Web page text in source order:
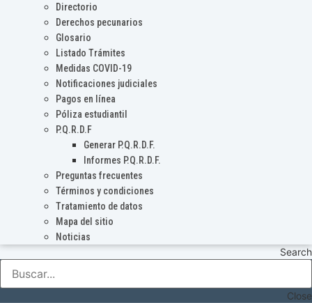
Directorio
Derechos pecunarios
Glosario
Listado Trámites
Medidas COVID-19
Notificaciones judiciales
Pagos en línea
Póliza estudiantil
P.Q.R.D.F
Generar P.Q.R.D.F.
Informes P.Q.R.D.F.
Preguntas frecuentes
Términos y condiciones
Tratamiento de datos
Mapa del sitio
Noticias
Search
Close